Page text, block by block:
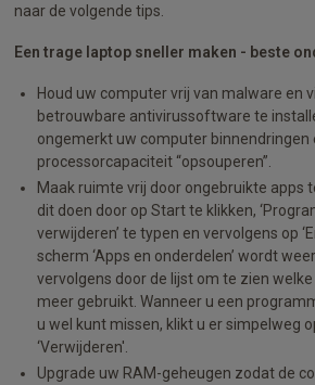
naar de volgende tips.
Een trage laptop sneller maken - beste
Houd uw computer vrij van malware en
betrouwbare antivirussoftware te
ongemerkt uw computer binnendringen
processorcapaciteit “opsouperen”.
Maak ruimte vrij door ongebruikte apps
dit doen door op Start te klikken,
verwijderen’ te typen en vervolgens op
scherm ‘Apps en onderdelen’ wordt
vervolgens door de lijst om te zien
meer gebruikt. Wanneer u een
u wel kunt missen, klikt u er simpelweg
‘Verwijderen'.
Upgrade uw RAM-geheugen zodat de